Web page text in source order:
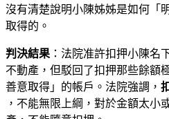
沒有清楚說明小陳姊姊是如何「
取得的。
判決結果 ：法院准許扣押小陳名
不動產，但駁回了扣押那些餘額
善意取得」的帳戶。法院強調，
，不能無限上綱，對於金額太小